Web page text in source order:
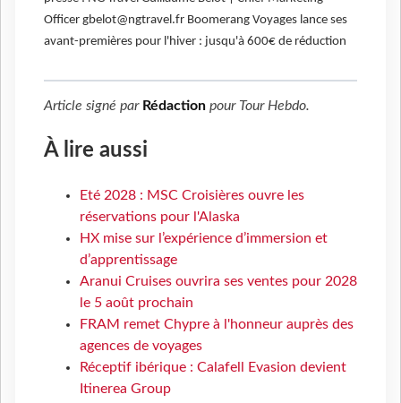
Officer gbelot@ngtravel.fr Boomerang Voyages lance ses
avant-premières pour l'hiver : jusqu'à 600€ de réduction
Article signé par Rédaction pour Tour Hebdo.
À lire aussi
Eté 2028 : MSC Croisières ouvre les
réservations pour l'Alaska
HX mise sur l’expérience d’immersion et
d’apprentissage
Aranui Cruises ouvrira ses ventes pour 2028
le 5 août prochain
FRAM remet Chypre à l'honneur auprès des
agences de voyages
Réceptif ibérique : Calafell Evasion devient
Itinerea Group